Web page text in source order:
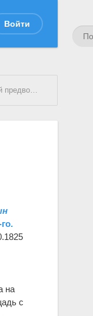
Войти
дворянства
на
с